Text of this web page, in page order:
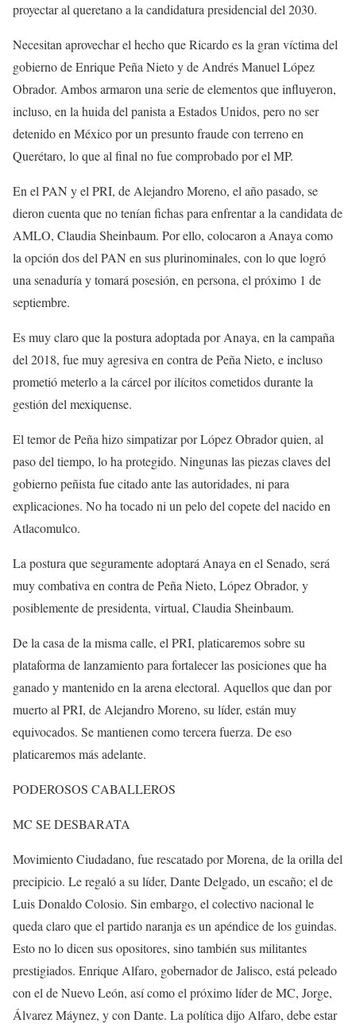
proyectar al queretano a la candidatura presidencial del 2030.
Necesitan aprovechar el hecho que Ricardo es la gran víctima del
gobierno de Enrique Peña Nieto y de Andrés Manuel López
Obrador. Ambos armaron una serie de elementos que influyeron,
incluso, en la huida del panista a Estados Unidos, pero no ser
detenido en México por un presunto fraude con terreno en
Querétaro, lo que al final no fue comprobado por el MP.
En el PAN y el PRI, de Alejandro Moreno, el año pasado, se
dieron cuenta que no tenían fichas para enfrentar a la candidata de
AMLO, Claudia Sheinbaum. Por ello, colocaron a Anaya como
la opción dos del PAN en sus plurinominales, con lo que logró
una senaduría y tomará posesión, en persona, el próximo 1 de
septiembre.
Es muy claro que la postura adoptada por Anaya, en la campaña
del 2018, fue muy agresiva en contra de Peña Nieto, e incluso
prometió meterlo a la cárcel por ilícitos cometidos durante la
gestión del mexiquense.
El temor de Peña hizo simpatizar por López Obrador quien, al
paso del tiempo, lo ha protegido. Ningunas las piezas claves del
gobierno peñista fue citado ante las autoridades, ni para
explicaciones. No ha tocado ni un pelo del copete del nacido en
Atlacomulco.
La postura que seguramente adoptará Anaya en el Senado, será
muy combativa en contra de Peña Nieto, López Obrador, y
posiblemente de presidenta, virtual, Claudia Sheinbaum.
De la casa de la misma calle, el PRI, platicaremos sobre su
plataforma de lanzamiento para fortalecer las posiciones que ha
ganado y mantenido en la arena electoral. Aquellos que dan por
muerto al PRI, de Alejandro Moreno, su líder, están muy
equivocados. Se mantienen como tercera fuerza. De eso
platicaremos más adelante.
PODEROSOS CABALLEROS
MC SE DESBARATA
Movimiento Ciudadano, fue rescatado por Morena, de la orilla del
precipicio. Le regaló a su líder, Dante Delgado, un escaño; el de
Luis Donaldo Colosio. Sin embargo, el colectivo nacional le
queda claro que el partido naranja es un apéndice de los guindas.
Esto no lo dicen sus opositores, sino también sus militantes
prestigiados. Enrique Alfaro, gobernador de Jalisco, está peleado
con el de Nuevo León, así como el próximo líder de MC, Jorge,
Álvarez Máynez, y con Dante. La política dijo Alfaro, debe estar